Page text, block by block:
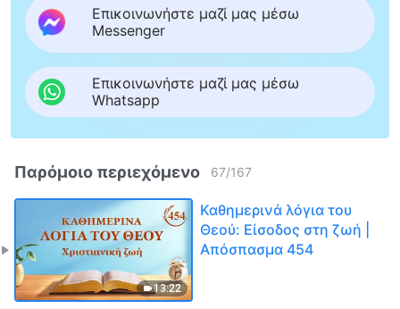
Επικοινωνήστε μαζί μας μέσω
Messenger
Επικοινωνήστε μαζί μας μέσω
Whatsapp
Παρόμοιο περιεχόμενο 67/167
13:22
Καθημερινά λόγια του
Θεού: Είσοδος στη ζωή |
Απόσπασμα 454